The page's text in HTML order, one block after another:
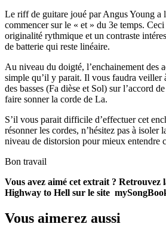
Le riff de guitare joué par Angus Young a
commencer sur le « et » du 3e temps.
originalité rythmique et un contraste
de batterie qui reste linéaire.
Au niveau du doigté, l’enchainement des
simple qu’il y parait. Il vous faudra veiller
des basses (Fa dièse et Sol) sur l’accord
faire sonner la corde de La.
S’il vous parait difficile d’effectuer cet
résonner les cordes, n’hésitez pas à isoler
niveau de distorsion pour mieux entendre
Bon travail
Vous avez aimé cet extrait ? Retrouvez
Highway to Hell sur le site
Vous aimerez aussi